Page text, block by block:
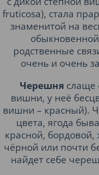
fruticosa), стала
знаменитой на
родственные
очень и очень
Черешня слаще
вишни, у неё
вишни – красный).
цвета, ягода
красной, бордовой,
чёрной или почти
найдет себе